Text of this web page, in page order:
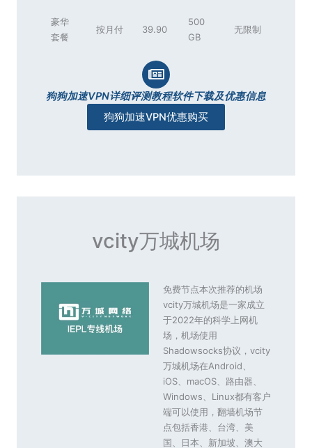
豪华
套餐
按月付 39.90
500
GB
无限制
狗狗加速VPN详细评测教程软件下载及优惠信息
狗狗加速VPN优惠购买
vcity万城机场
免费节点本次推荐的机场
vcity万城机场是一家成立
于2022年的科学上网机
场，机场使用
Shadowsocks协议，vcity
万城机场在Android、
iOS、macOS、路由器、
Windows、Linux都有客户
端可以使用，翻墙机场节
点包括香港、台湾、美
国、日本、新加坡、澳大